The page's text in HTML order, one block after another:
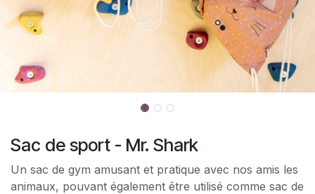
Sac de sport - Mr. Shark
Un sac de gym amusant et pratique avec nos amis les
animaux, pouvant également être utilisé comme sac de